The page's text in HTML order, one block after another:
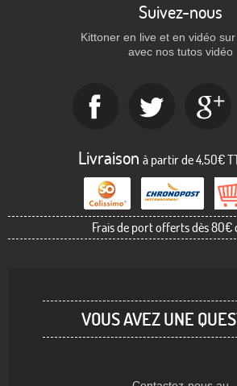
Suivez-nous
Kittoner en live et en vidéo
avec nos tutos vidéo
Livraison à partir de 4,50€
Frais de port offerts dès 80€
VOUS AVEZ UNE